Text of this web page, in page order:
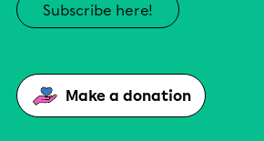
Subscribe here!
Make a donation